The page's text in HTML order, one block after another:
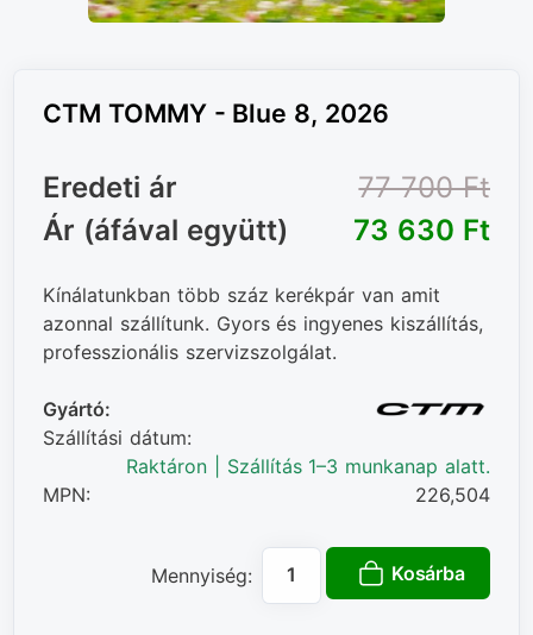
CTM TOMMY - Blue 8, 2026
Eredeti ár
77 700 Ft‎
Ár (áfával együtt)
73 630 Ft‎
Kínálatunkban több száz kerékpár van amit
azonnal szállítunk. Gyors és ingyenes kiszállítás,
professzionális szervizszolgálat.
Gyártó:
Szállítási dátum:
Raktáron | Szállítás 1–3 munkanap alatt.
MPN:
226,504
Mennyiség: Kosárba